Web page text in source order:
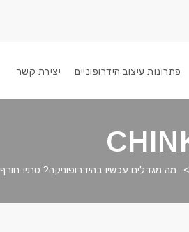
פתרונות עיצוב הידרופוניים יצירת קשר
> מה מגדלים עכשיו בהידרופוניקה? סתיו-חורף